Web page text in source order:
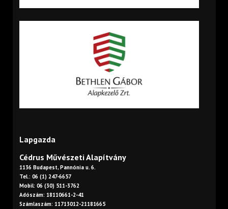
Lapgazda
Cédrus Művészeti Alapítvány
1136 Budapest, Pannónia u. 6.
Tel.: 06 (1) 247-6657
Mobil: 06 (30) 511-3762
Adószám: 18110661-2-41
Számlaszám: 11713012-21181665